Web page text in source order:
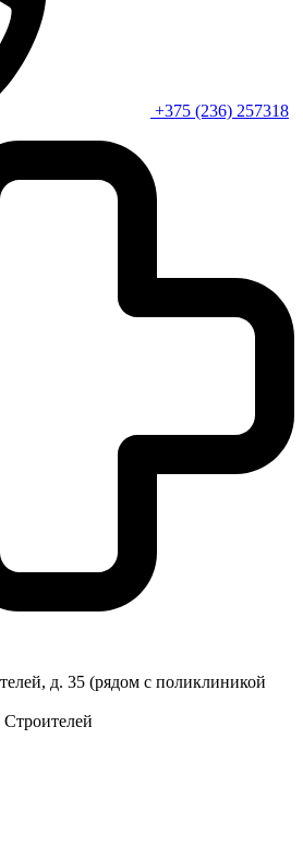
+375 (236) 257318
д. 35 (рядом с поликлиникой